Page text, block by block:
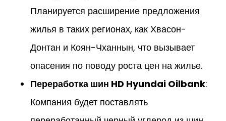
Планируется расширение предложения
жилья в таких регионах, как Хвасон-
Донтан и Коян-Чханнын, что вызывает
опасения по поводу роста цен на жилье.
Переработка шин HD Hyundai Oilbank:
Компания будет поставлять